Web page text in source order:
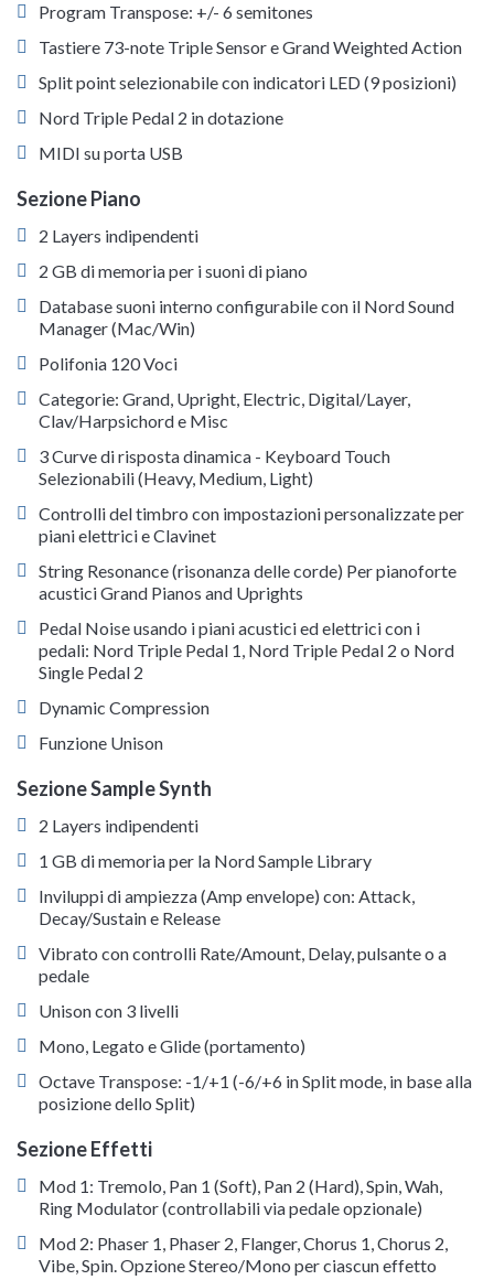
Program Transpose: +/- 6 semitones
Tastiere 73-note Triple Sensor e Grand Weighted Action
Split point selezionabile con indicatori LED (9 posizioni)
Nord Triple Pedal 2 in dotazione
MIDI su porta USB
Sezione Piano
2 Layers indipendenti
2 GB di memoria per i suoni di piano
Database suoni interno configurabile con il Nord Sound
Manager (Mac/Win)
Polifonia 120 Voci
Categorie: Grand, Upright, Electric, Digital/Layer,
Clav/Harpsichord e Misc
3 Curve di risposta dinamica - Keyboard Touch
Selezionabili (Heavy, Medium, Light)
Controlli del timbro con impostazioni personalizzate per
piani elettrici e Clavinet
String Resonance (risonanza delle corde) Per pianoforte
acustici Grand Pianos and Uprights
Pedal Noise usando i piani acustici ed elettrici con i
pedali: Nord Triple Pedal 1, Nord Triple Pedal 2 o Nord
Single Pedal 2
Dynamic Compression
Funzione Unison
Sezione Sample Synth
2 Layers indipendenti
1 GB di memoria per la Nord Sample Library
Inviluppi di ampiezza (Amp envelope) con: Attack,
Decay/Sustain e Release
Vibrato con controlli Rate/Amount, Delay, pulsante o a
pedale
Unison con 3 livelli
Mono, Legato e Glide (portamento)
Octave Transpose: -1/+1 (-6/+6 in Split mode, in base alla
posizione dello Split)
Sezione Effetti
Mod 1: Tremolo, Pan 1 (Soft), Pan 2 (Hard), Spin, Wah,
Ring Modulator (controllabili via pedale opzionale)
Mod 2: Phaser 1, Phaser 2, Flanger, Chorus 1, Chorus 2,
Vibe, Spin. Opzione Stereo/Mono per ciascun effetto